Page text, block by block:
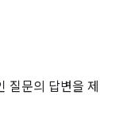
질문의 답변을 제